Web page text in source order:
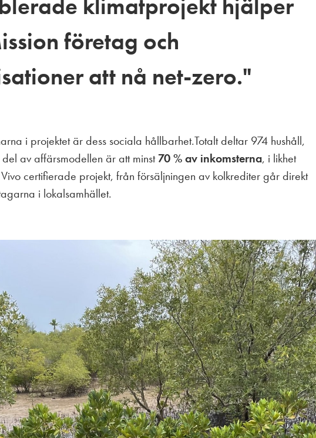
klimatprojekt hjälper
företag och
att nå net-zero."
i projektet är dess sociala hållbarhet.Totalt deltar 974 hushåll,
av affärsmodellen är att minst70 % av inkomsterna, i likhet
certifierade projekt, från försäljningen av kolkrediter går direkt
i lokalsamhället.